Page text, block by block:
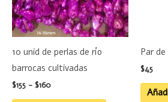
10 unid de perlas de río
barrocas cultivadas
$155 - $160
Las
opciones
Par
$45